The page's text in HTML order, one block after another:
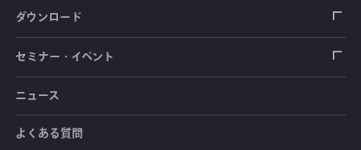
トルクセンサ
間隙水圧計
傾斜計
操舵力・操舵角計
手ブレーキ計・チェンジレバー操作力計
踏力計
ホイールトルクセンサ
データロガー
指示計・表示器
増幅器（アンプ）
ハンディ測定器（チェッカ）
ソフトウェア
計測システム
道路用計測システム
鉄道用計測システム
ブリッジボックス
ケーブル・コネクタ
測定器
光ファイバ計測ソリューション - 学ぶ・調べる
共和技報
会社概要
製品輸出時の取り扱いと該非判定書
毒物及び劇物譲受書
安全データシート（SDS）
カタログ・資料のダウンロード
ダウンロード
カタログ
取扱説明書
CADデータ
セミナー・イベント
セミナー・講習会
イベント・展示会
ニュース
よくある質問